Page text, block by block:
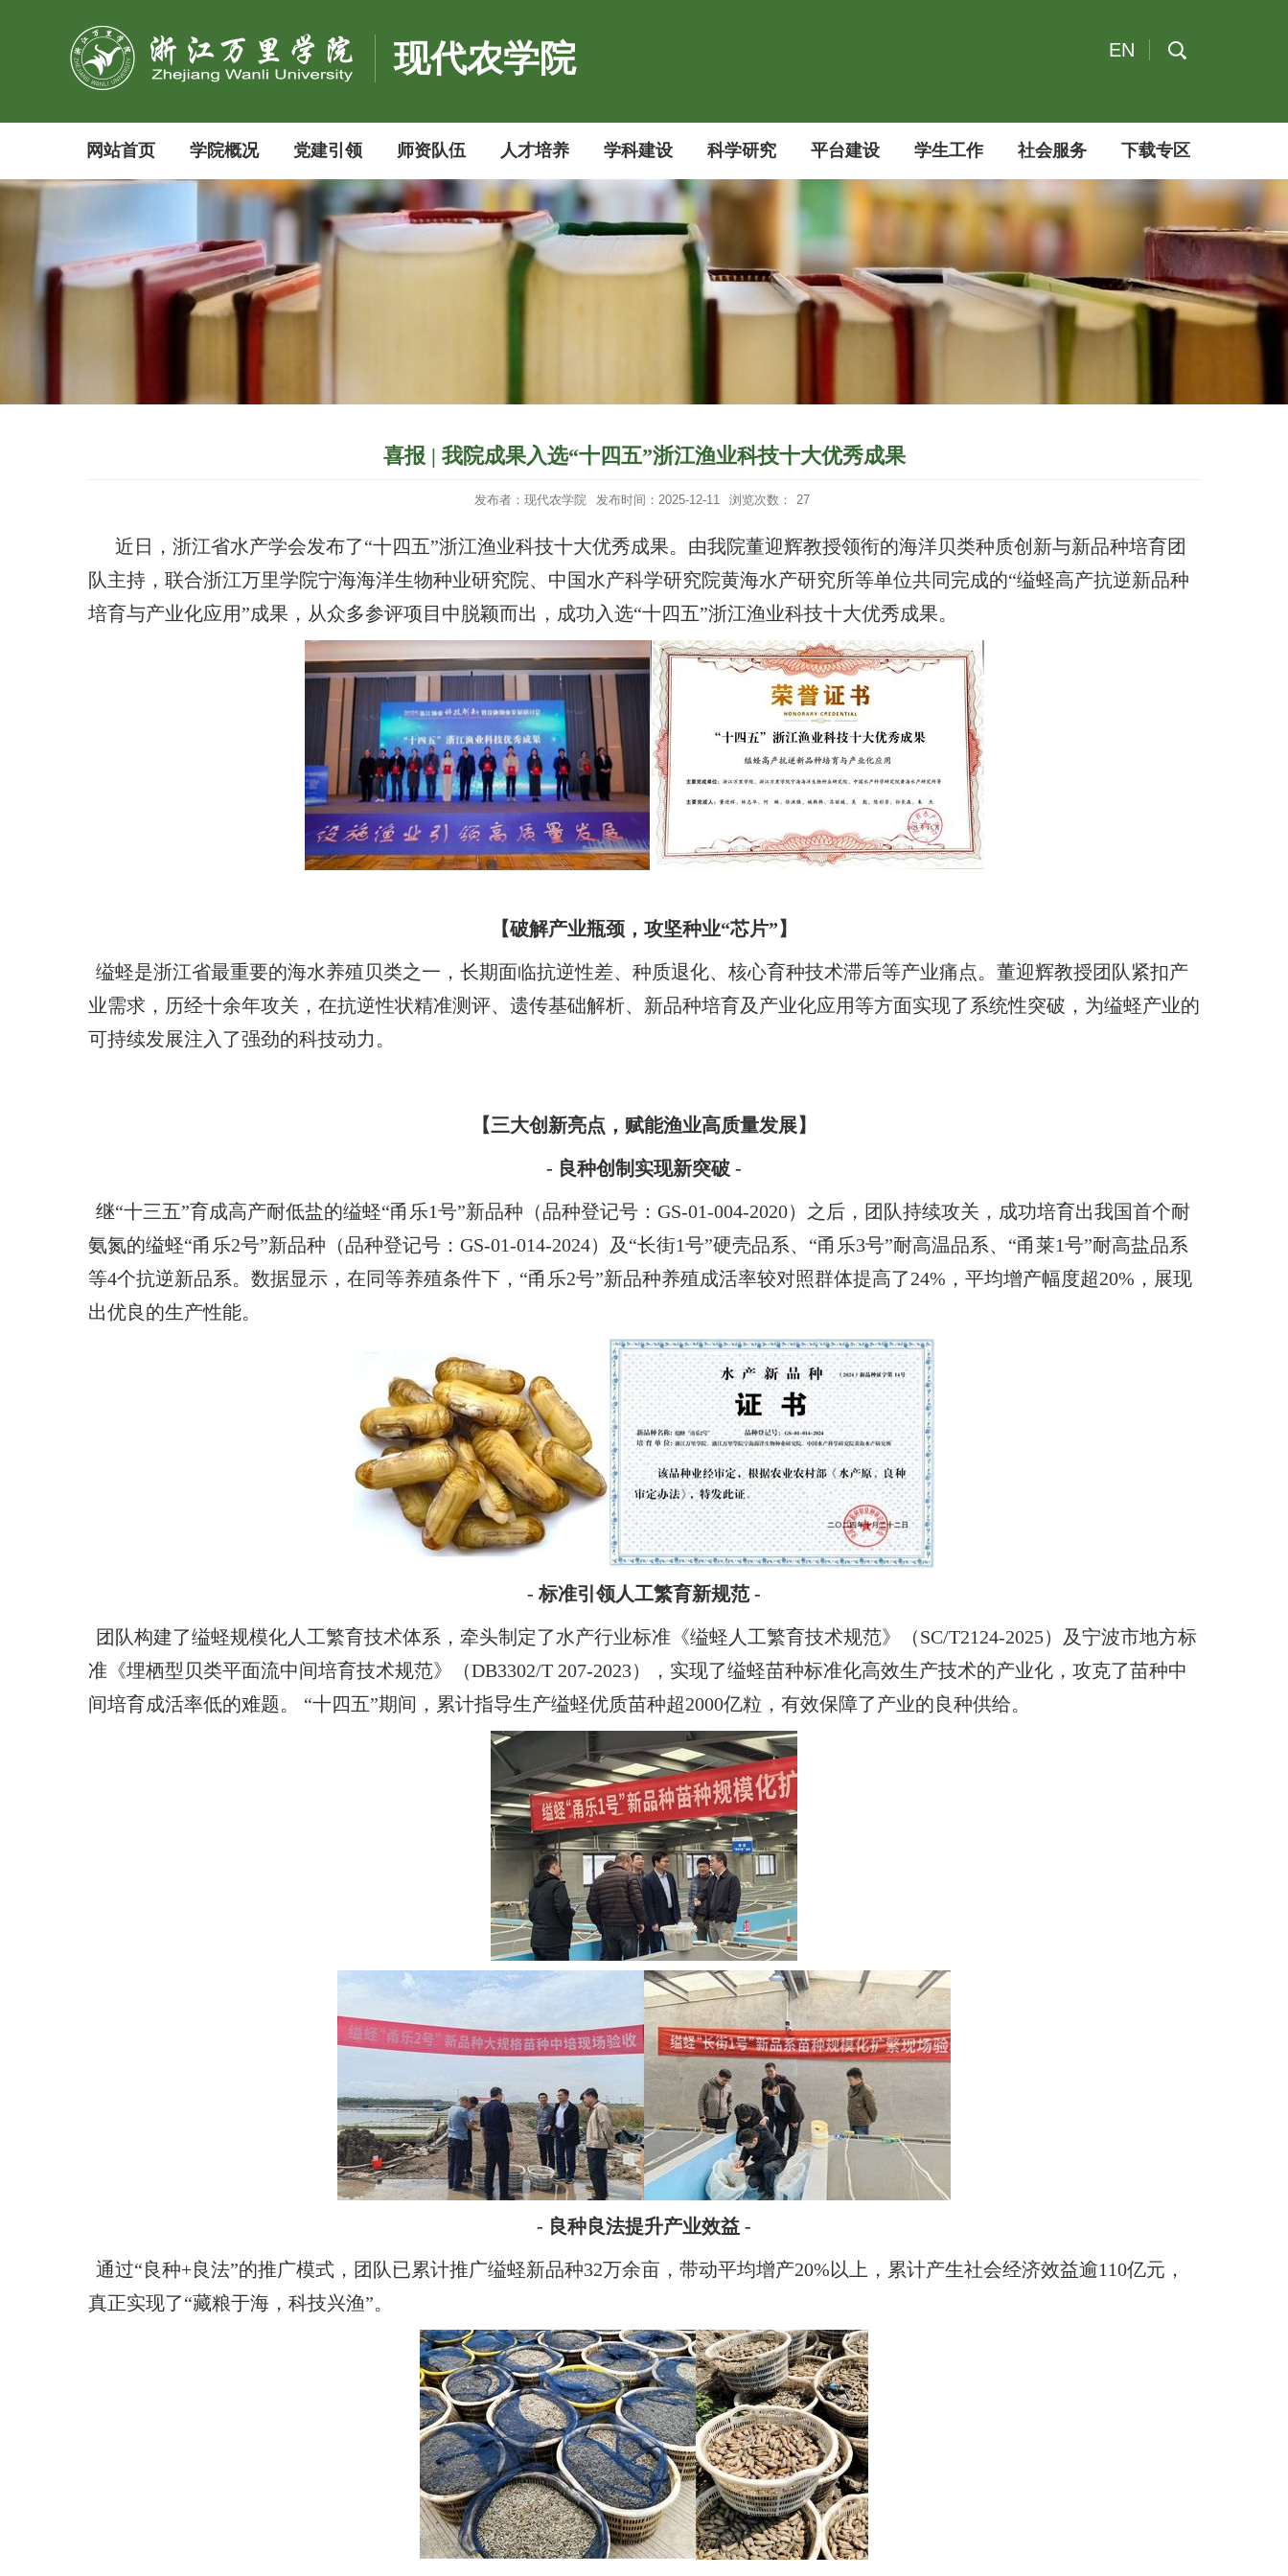
现代农学院 EN
网站首页 学院概况 党建引领 师资队伍 人才培养 学科建设 科学研究 平台建设 学生工作 社会服务 下载专区
喜报 | 我院成果入选“十四五”浙江渔业科技十大优秀成果
发布者：现代农学院 发布时间：2025-12-11 浏览次数： 27
近日，浙江省水产学会发布了“十四五”浙江渔业科技十大优秀成果。由我院董迎辉教授领衔的海洋贝类种质创新与新品种培育团
队主持，联合浙江万里学院宁海海洋生物种业研究院、中国水产科学研究院黄海水产研究所等单位共同完成的“缢蛏高产抗逆新品种
培育与产业化应用”成果，从众多参评项目中脱颖而出，成功入选“十四五”浙江渔业科技十大优秀成果。
【破解产业瓶颈，攻坚种业“芯片”】
缢蛏是浙江省最重要的海水养殖贝类之一，长期面临抗逆性差、种质退化、核心育种技术滞后等产业痛点。董迎辉教授团队紧扣产
业需求，历经十余年攻关，在抗逆性状精准测评、遗传基础解析、新品种培育及产业化应用等方面实现了系统性突破，为缢蛏产业的
可持续发展注入了强劲的科技动力。
【三大创新亮点，赋能渔业高质量发展】
- 良种创制实现新突破 -
继“十三五”育成高产耐低盐的缢蛏“甬乐1号”新品种（品种登记号：GS-01-004-2020）之后，团队持续攻关，成功培育出我国首个耐
氨氮的缢蛏“甬乐2号”新品种（品种登记号：GS-01-014-2024）及“长街1号”硬壳品系、“甬乐3号”耐高温品系、“甬莱1号”耐高盐品系
等4个抗逆新品系。数据显示，在同等养殖条件下，“甬乐2号”新品种养殖成活率较对照群体提高了24%，平均增产幅度超20%，展现
出优良的生产性能。
- 标准引领人工繁育新规范 -
团队构建了缢蛏规模化人工繁育技术体系，牵头制定了水产行业标准《缢蛏人工繁育技术规范》（SC/T2124-2025）及宁波市地方标
准《埋栖型贝类平面流中间培育技术规范》（DB3302/T 207-2023），实现了缢蛏苗种标准化高效生产技术的产业化，攻克了苗种中
间培育成活率低的难题。 “十四五”期间，累计指导生产缢蛏优质苗种超2000亿粒，有效保障了产业的良种供给。
- 良种良法提升产业效益 -
通过“良种+良法”的推广模式，团队已累计推广缢蛏新品种32万余亩，带动平均增产20%以上，累计产生社会经济效益逾110亿元，
真正实现了“藏粮于海，科技兴渔”。